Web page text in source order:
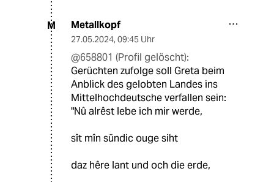
M Metallkopf
27.05.2024, 09:45 Uhr
@658801 (Profil gelöscht):
Gerüchten zufolge soll Greta beim
Anblick des gelobten Landes ins
Mittelhochdeutsche verfallen sein:
"Nû alrêst lebe ich mir werde,
sît mîn sündic ouge siht
daz hêre lant und och die erde,